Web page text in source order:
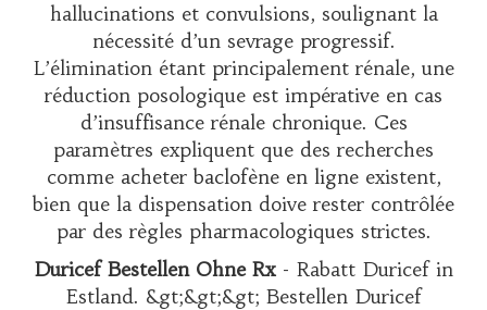
hallucinations et convulsions, soulignant la
nécessité d’un sevrage progressif.
L’élimination étant principalement rénale, une
réduction posologique est impérative en cas
d’insuffisance rénale chronique. Ces
paramètres expliquent que des recherches
comme acheter baclofène en ligneexistent,
bien que la dispensation doive rester contrôlée
par des règles pharmacologiques strictes.
Duricef Bestellen Ohne Rx- Rabatt Duricef in
Estland. &gt;&gt;&gt; Bestellen Duricef